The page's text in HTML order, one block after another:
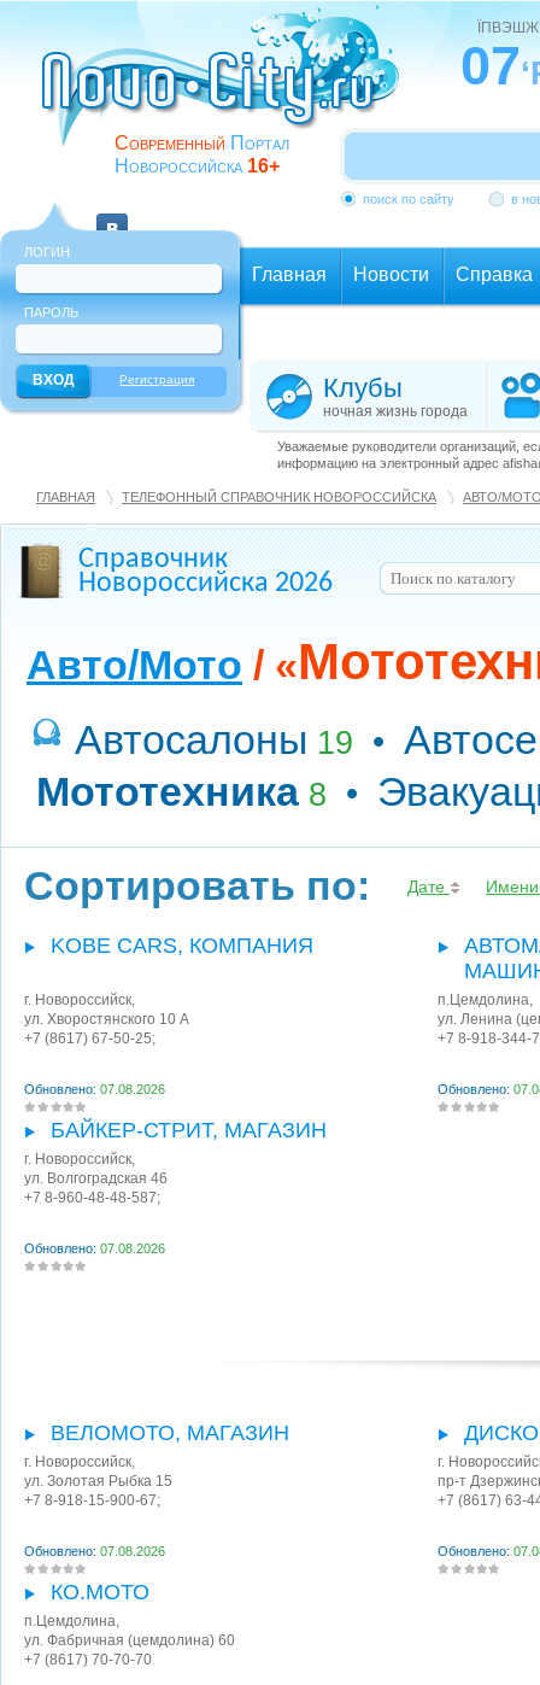
Современный Портал
Новороссийска 16+
07
поиск по сайту в
ЛОГИН
ПАРОЛЬ
Регистрация
Главная Новости Справка
Клубы
ночная жизнь города
Уважаемые руководители организаций,
информацию на электронный адрес
ГЛАВНАЯ ТЕЛЕФОННЫЙ СПРАВОЧНИК НОВОРОССИЙСКА АВТО/
Справочник
Новороссийска 2026
Авто/Мото / «
Автосалоны 19 •
Мототехника 8 •
Сортировать по: Дате Имени
KOBE CARS, КОМПАНИЯ
г. Новороссийск,
ул. Хворостянского 10 А
+7 (8617) 67-50-25;
Обновлено: 07.08.2026
п.Цемдолина,
ул. Ленина
+7 8-918-344-
Обновлено:
БАЙКЕР-СТРИТ, МАГАЗИН
г. Новороссийск,
ул. Волгоградская 46
+7 8-960-48-48-587;
Обновлено: 07.08.2026
ВЕЛОМОТО, МАГАЗИН
г. Новороссийск,
ул. Золотая Рыбка 15
+7 8-918-15-900-67;
Обновлено: 07.08.2026
г.
пр-т
+7 (8617) 63-
Обновлено:
КО.МОТО
п.Цемдолина,
ул. Фабричная (цемдолина) 60
+7 (8617) 70-70-70